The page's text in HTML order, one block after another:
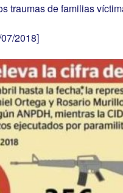
traumas de familias
2018]